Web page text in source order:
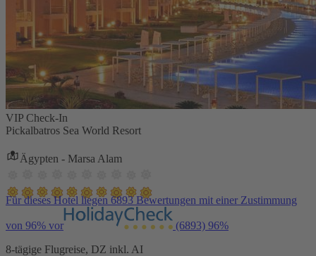
VIP Check-In
Pickalbatros Sea World Resort
Ägypten - Marsa Alam
Für dieses Hotel liegen 6893 Bewertungen mit einer Zustimmung
von 96% vor (6893) 96%
8-tägige Flugreise, DZ inkl. AI